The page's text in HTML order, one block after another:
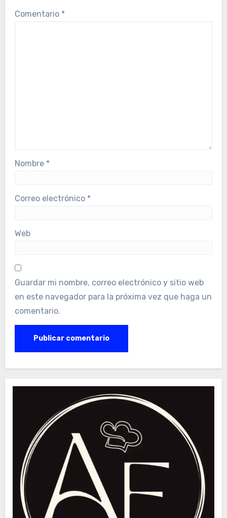
Comentario *
Nombre *
Correo electrónico *
Web
Guardar mi nombre, correo electrónico y sitio web
en este navegador para la próxima vez que haga un
comentario.